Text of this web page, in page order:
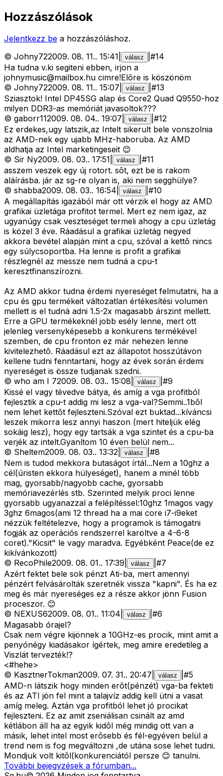
Hozzászólások
Jelentkezz be a hozzászóláshoz.
© Johny722009. 08. 11.. 15:41 válasz #14
Ha tudna v.ki segiteni ebben, irjon a
johnymusic@mailbox.hu cimre!Elõre is köszönöm
© Johny722009. 08. 11.. 15:07 válasz #13
Sziasztok! Intel DP45SG alap és Core2 Quad Q9550-hoz
milyen DDR3-as memóriát javasoltok???
© gaborr112009. 08. 04.. 19:07 válasz #12
Ez erdekes,ugy latszik,az Intelt sikerult bele vonszolnia
az AMD-nek egy ujabb MHz-haboruba. Az AMD
aldhatja az Intel marketingeseit 😊
© Sir Ny2009. 08. 03.. 17:51 válasz #11
asszem veszek egy új rotort. sõt, ezt be is rakom
aláírásba. jár az sg-re olyan is, aki nem segghülye?
© shabba2009. 08. 03.. 16:54 válasz #10
A megállapítás igazából már ott vérzik el hogy az AMD
grafikai üzletága profitot termel. Mert ez nem igaz, az
ugyanúgy csak veszteséget termeli ahogy a cpu üzletág
is közel 3 éve. Ráadásul a grafikai üzletág negyed
akkora bevétel alapján mint a cpu, szóval a kettõ nincs
egy súlycsoportba. Ha lenne is profit a grafikai
részlegnél az messze nem tudná a cpu-t
keresztfinanszírozni.
Az AMD akkor tudna érdemi nyereséget felmutatni, ha a
cpu és gpu termékeit változatlan értékesítési volumen
mellett is el tudná adni 1.5-2x magasabb árszint mellett.
Erre a GPU termékeknél jobb esély lenne, mert ott
jelenleg versenyképesebb a konkurens termékével
szemben, de cpu fronton ez már nehezen lenne
kivitelezhetõ. Ráadásul ezt az állapotot hosszútávon
kellene tudni fenntartani, hogy az évek során érdemi
nyereséget is össze tudjanak szedni.
© who am I 72009. 08. 03.. 15:08 válasz #9
Kissé el vagy tévedve bátya, és amíg a vga profitból
fejlesztik a cpu-t addig mi lesz a vga-val?Semmi..1bõl
nem lehet kettõt fejleszteni.Szóval ezt buktad...kíváncsi
leszek mikorra lesz annyi haszon (mert hiteljük elég
sokáig lesz), hogy egy tartsák a vga szintet és a cpu-ba
verjék az intelt.Gyanítom 10 éven belül nem...
© Sheltem2009. 08. 03.. 13:32 válasz #8
Nem is tudod mekkora butaságot írtál...Nem a 10ghz a
cél(úristen ekkora hülyeséget), hanem a minél több
mag, gyorsabb/nagyobb cache, gyorsabb
memóriavezérlés stb. Szerinted melyik proci lenne
gyorsabb ugyanazzal a felépítéssel:10ghz 1magos vagy
3ghz 6magos(ami 12 thread ha a mai core i7-i9eket
nézzük feltételezve, hogy a programok is támogatni
fogják az operációs rendszerrel karöltve a 4-6-8
coret)."Kicsit" le vagy maradva. Egyébként Peace(de ez
kikívánkozott)
© RecoPhile2009. 08. 01.. 17:39 válasz #7
Azért fektet bele sok pénzt Ati-ba, mert amennyi
pénzért felvásárolták szeretnék vissza "kapni". És ha ez
meg és már nyereséges ez a része akkor jönn Fusion
proceszor. 😊
© NEXUS62009. 08. 01.. 11:04 válasz #6
Magasabb órajel?
Csak nem végre kijönnek a 10GHz-es procik, mint amit a
penyónégy kiadásakor ígértek, meg amire eredetileg a
Viszlát tervezték!?
<#hehe>
© KasztnerTokman2009. 07. 31.. 20:47 válasz #5
AMD-n látszik hogy minden erõt(pénzét) vga-ba fekteti
és az ATI jön fel mint a talajvíz addig kell ütni a vasat
amíg meleg. Aztán vga profitból lehet jó procikat
fejleszteni. Ez az amit zseniálisan csinált az amd
kétlábon áll ha az egyik kidõl még mindig ott van a
másik, lehet intel most erõsebb és fél-egyéven belül a
trend nem is fog megváltozni ,de utána sose lehet tudni.
Mondjuk volt kitõl(konkurenciától persze 😊 tanulni.
További bejegyzések a fórumban...